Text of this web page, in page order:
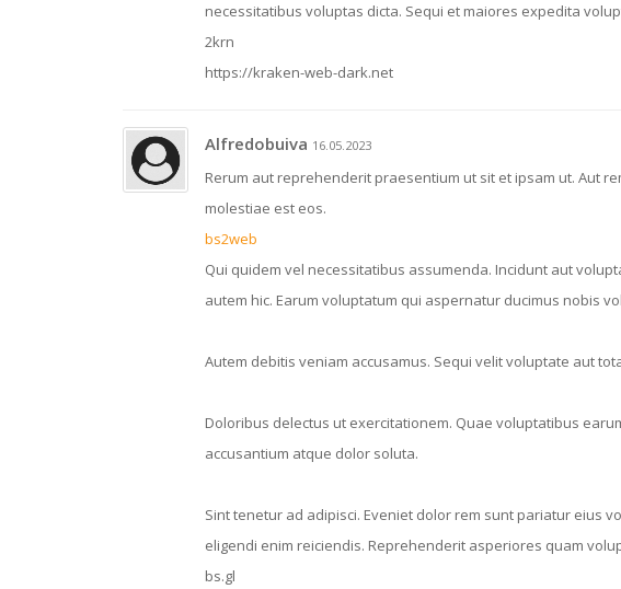
necessitatibus voluptas dicta. Sequi et maiores expedita
2krn
https://kraken-web-dark.net
Alfredobuiva 16.05.2023
Rerum aut reprehenderit praesentium ut sit et ipsam ut. Aut
molestiae est eos.
bs2web
Qui quidem vel necessitatibus assumenda. Incidunt aut
autem hic. Earum voluptatum qui aspernatur ducimus nobis
Autem debitis veniam accusamus. Sequi velit voluptate aut
Doloribus delectus ut exercitationem. Quae voluptatibus
accusantium atque dolor soluta.
Sint tenetur ad adipisci. Eveniet dolor rem sunt pariatur eius
eligendi enim reiciendis. Reprehenderit asperiores quam
bs.gl